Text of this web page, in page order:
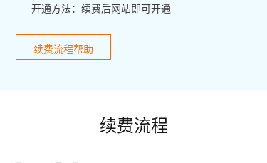
开通方法：续费后网站即可开通
续费流程帮助
续费流程